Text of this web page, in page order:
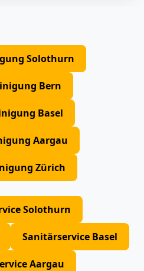
Solothurn
Bern
Basel
Aargau
Zürich
Solothurn
Sanitärservice Basel
Aargau